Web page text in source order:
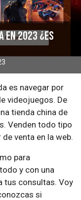
en 2023 ¿Es
es navegar por
videojuegos. De
tienda china de
Venden todo tipo
venta en la web.
para
y con una
tus consultas. Voy
si